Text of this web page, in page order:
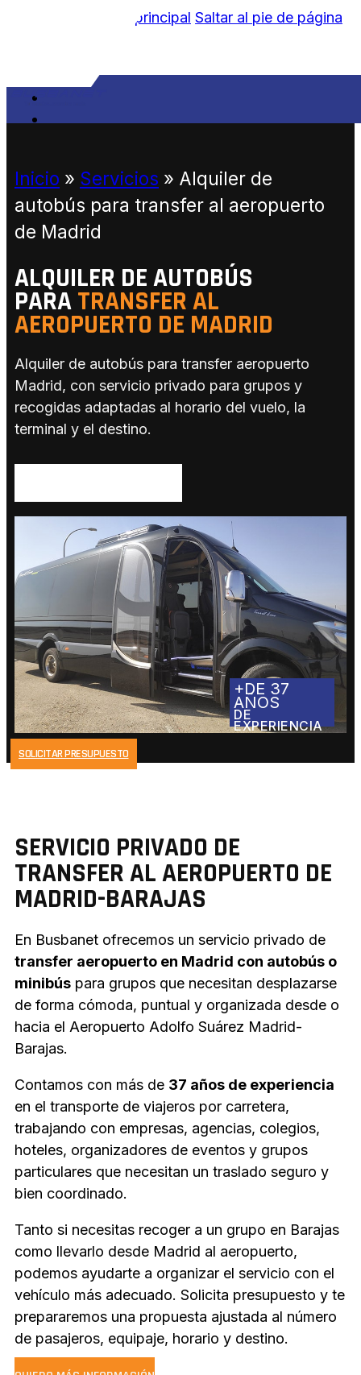
Saltar al contenido principal Saltar al pie de página
PARTICULARES
ORGANIZACIONES Y CLUBES
EXTRAS
FLOTA
BLOG
NOSOTROS
Organizaciones
y clubes
Empresas
Extras
FLOTA
BLOG
CONTACTO
SOLICITAR PRESUPUESTO
Inicio » Servicios » Alquiler de
autobús para transfer al aeropuerto
de Madrid
ALQUILER DE AUTOBÚS
PARATRANSFER AL
AEROPUERTO DE MADRID
Alquiler de autobús para transfer aeropuerto
Madrid, con servicio privado para grupos y
recogidas adaptadas al horario del vuelo, la
terminal y el destino.
+DE 37
AÑOS
DE
EXPERIENCIA
SERVICIO PRIVADO DE
TRANSFER AL AEROPUERTO DE
MADRID-BARAJAS
En Busbanet ofrecemos un servicio privado de
transfer aeropuerto en Madrid con autobús o
minibús para grupos que necesitan desplazarse
de forma cómoda, puntual y organizada desde o
hacia el Aeropuerto Adolfo Suárez Madrid-
Barajas.
Contamos con más de 37 años de experiencia
en el transporte de viajeros por carretera,
trabajando con empresas, agencias, colegios,
hoteles, organizadores de eventos y grupos
particulares que necesitan un traslado seguro y
bien coordinado.
Tanto si necesitas recoger a un grupo en Barajas
como llevarlo desde Madrid al aeropuerto,
podemos ayudarte a organizar el servicio con el
vehículo más adecuado. Solicita presupuesto y te
prepararemos una propuesta ajustada al número
de pasajeros, equipaje, horario y destino.